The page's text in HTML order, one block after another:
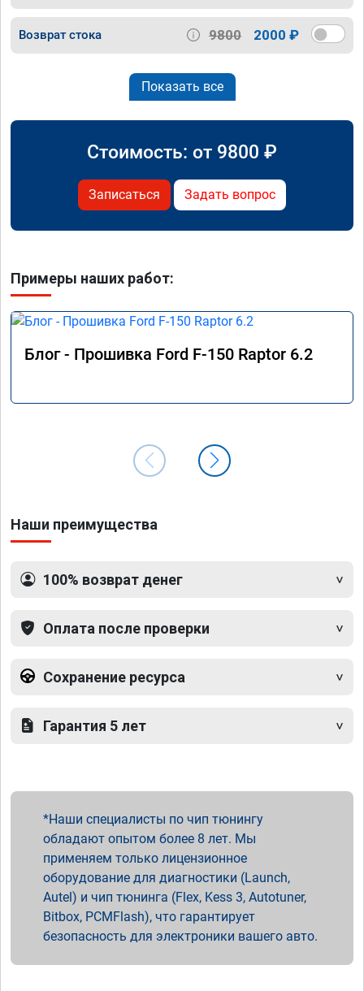
Возврат стока 9800 2000 ₽
Показать все
Стоимость: от 9800 ₽
Записаться Задать вопрос
Примеры наших работ:
Блог - Прошивка Ford F-150 Raptor 6.2
Наши преимущества
100% возврат денег
Оплата после проверки
Сохранение ресурса
Гарантия 5 лет
Наши специалисты по чип тюнингу
обладают опытом более 8 лет. Мы
применяем только лицензионное
оборудование для диагностики (Launch,
Autel) и чип тюнинга (Flex, Kess 3, Autotuner,
Bitbox, PCMFlash), что гарантирует
безопасность для электроники вашего авто.